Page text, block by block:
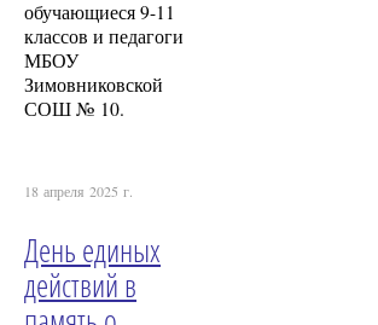
обучающиеся 9-11
классов и педагоги
МБОУ
Зимовниковской
СОШ № 10.
18 апреля 2025 г.
День единых
действий в